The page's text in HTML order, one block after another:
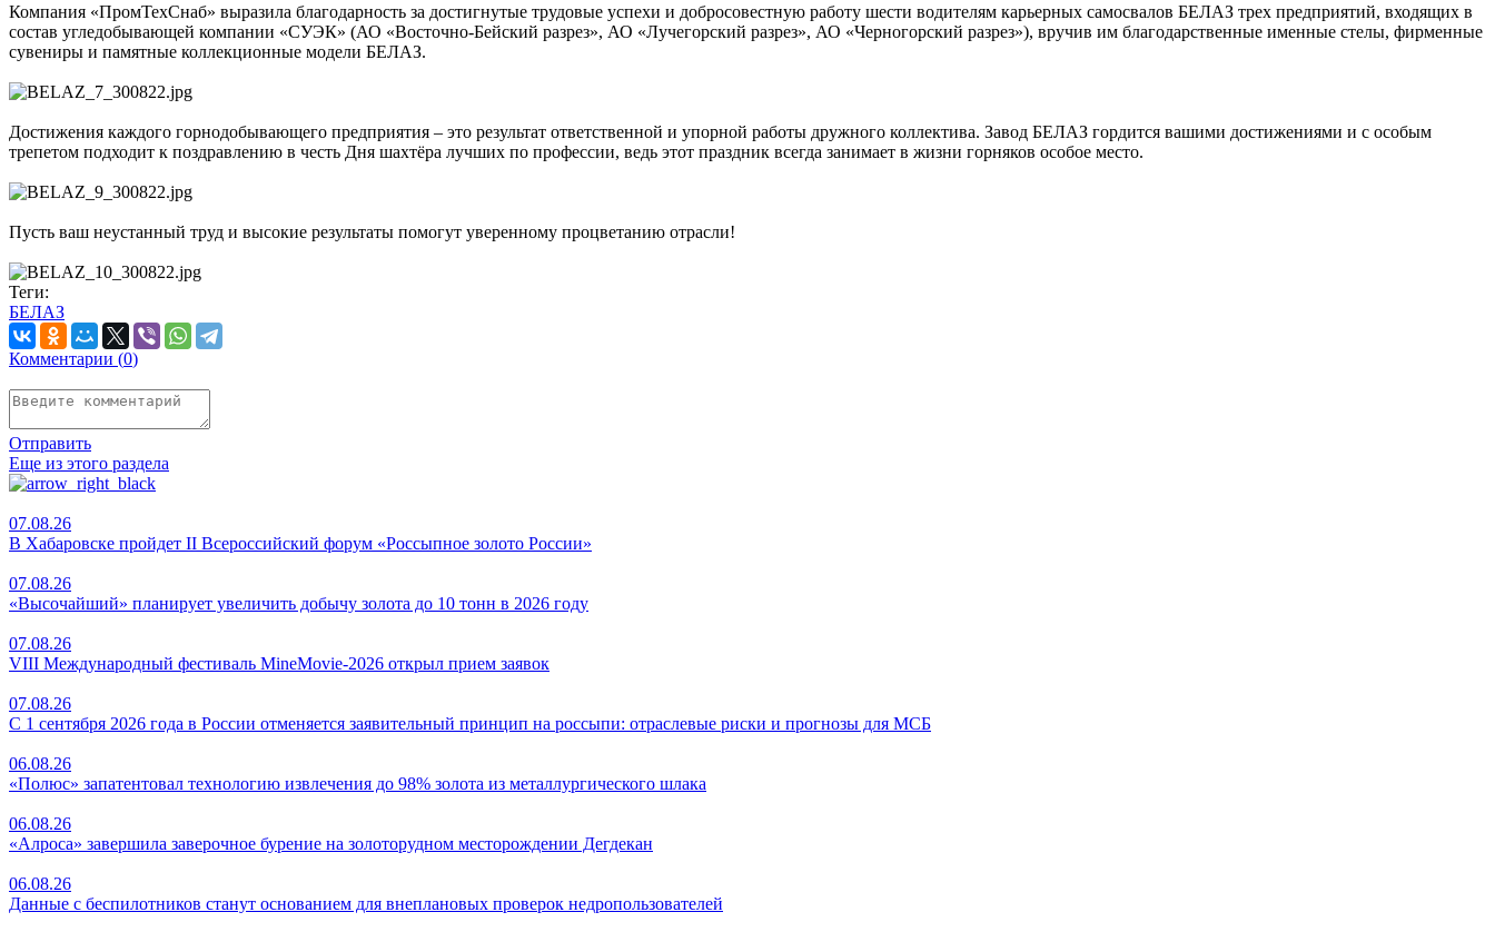
Компания «ПромТехСнаб» выразила благодарность за достигнутые трудовые успехи и добросовестную работу шести водителям карьерных самосвалов БЕЛАЗ трех предприятий, входящих в
состав угледобывающей компании «СУЭК» (АО «Восточно-Бейский разрез», АО «Лучегорский разрез», АО «Черногорский разрез»), вручив им благодарственные именные стелы, фирменные
сувениры и памятные коллекционные модели БЕЛАЗ.
Достижения каждого горнодобывающего предприятия – это результат ответственной и упорной работы дружного коллектива. Завод БЕЛАЗ гордится вашими достижениями и с особым
трепетом подходит к поздравлению в честь Дня шахтёра лучших по профессии, ведь этот праздник всегда занимает в жизни горняков особое место.
Пусть ваш неустанный труд и высокие результаты помогут уверенному процветанию отрасли!
Теги:
БЕЛАЗ
Комментарии (0)
Отправить
Еще из этого раздела
07.08.26
В Хабаровске пройдет II Всероссийский форум «Россыпное золото России»
07.08.26
«Высочайший» планирует увеличить добычу золота до 10 тонн в 2026 году
07.08.26
VIII Международный фестиваль MineMovie-2026 открыл прием заявок
07.08.26
С 1 сентября 2026 года в России отменяется заявительный принцип на россыпи: отраслевые риски и прогнозы для МСБ
06.08.26
«Полюс» запатентовал технологию извлечения до 98% золота из металлургического шлака
06.08.26
«Алроса» завершила заверочное бурение на золоторудном месторождении Дегдекан
06.08.26
Данные с беспилотников станут основанием для внеплановых проверок недропользователей